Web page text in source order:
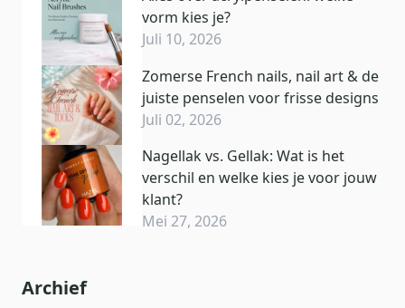
vorm kies je?
Juli 10, 2026
Zomerse French nails, nail art & de
juiste penselen voor frisse designs
Juli 02, 2026
Nagellak vs. Gellak: Wat is het
verschil en welke kies je voor jouw
klant?
Mei 27, 2026
Archief